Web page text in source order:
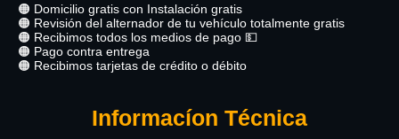
🟠 Domicilio gratis con Instalación gratis
🟠 Revisión del alternador de tu vehículo totalmente gratis
🟠 Recibimos todos los medios de pago 💵
🟠 Pago contra entrega
🟠 Recibimos tarjetas de crédito o débito
Informacíon Técnica